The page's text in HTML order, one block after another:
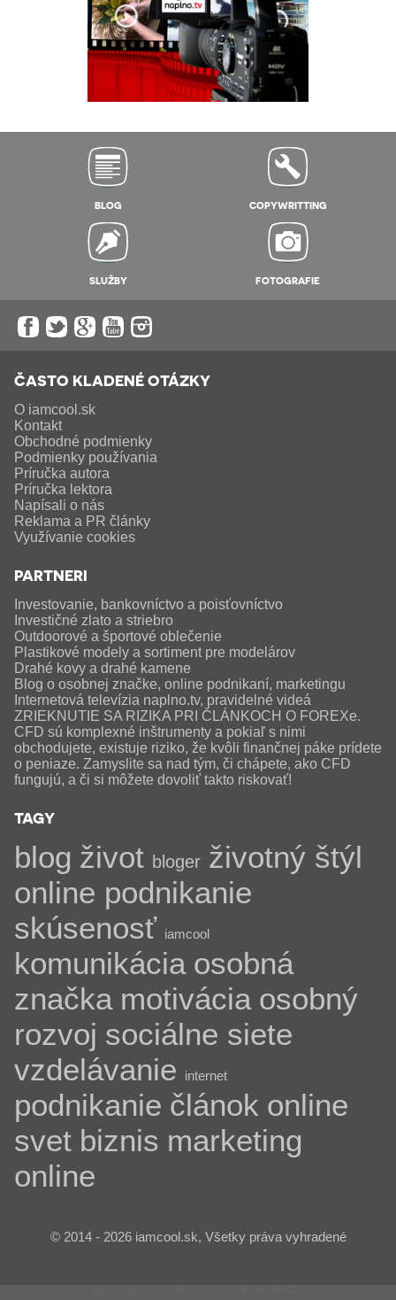
BLOG COPYWRITTING
SLUŽBY FOTOGRAFIE
ČASTO KLADENÉ OTÁZKY
O iamcool.sk
Kontakt
Obchodné podmienky
Podmienky používania
Príručka autora
Príručka lektora
Napísali o nás
Reklama a PR články
Využívanie cookies
PARTNERI
Investovanie, bankovníctvo a poisťovníctvo
Investičné zlato a striebro
Outdoorové a športové oblečenie
Plastikové modely a sortiment pre modelárov
Drahé kovy a drahé kamene
Blog o osobnej značke, online podnikaní, marketingu
Internetová televízia naplno.tv, pravidelné videá
ZRIEKNUTIE SA RIZIKA PRI ČLÁNKOCH O FOREXe.
CFD sú komplexné inštrumenty a pokiaľ s nimi
obchodujete, existuje riziko, že kvôli finančnej páke prídete
o peniaze. Zamyslite sa nad tým, či chápete, ako CFD
fungujú, a či si môžete dovoliť takto riskovať!
TAGY
blog život bloger životný štýl
online podnikanie
skúsenosť
iamcool
komunikácia osobná
značka motivácia osobný
rozvoj sociálne siete
vzdelávanie
internet
podnikanie článok online
svet biznis marketing
online
© 2014 - 2026 iamcool.sk, Všetky práva vyhradené